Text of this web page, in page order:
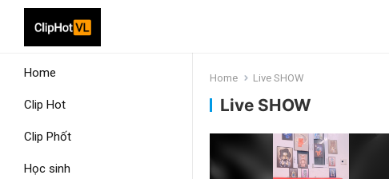
Home
Clip Hot
Clip Phốt
Học sinh
Home Live SHOW
Live SHOW